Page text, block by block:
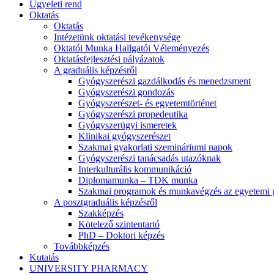
Ügyeleti rend
Oktatás
Oktatás
Intézetünk oktatási tevékenysége
Oktatói Munka Hallgatói Véleményezés
Oktatásfejlesztési pályázatok
A graduális képzésről
Gyógyszerészi gazdálkodás és menedzsment
Gyógyszerészi gondozás
Gyógyszerészet- és egyetemtörténet
Gyógyszerészi propedeutika
Gyógyszerügyi ismeretek
Klinikai gyógyszerészet
Szakmai gyakorlati szemináriumi napok
Gyógyszerészi tanácsadás utazóknak
Interkulturális kommunikáció
Diplomamunka – TDK munka
Szakmai programok és munkavégzés az egyetemi
A posztgraduális képzésről
Szakképzés
Kötelező szintentartó
PhD – Doktori képzés
Továbbképzés
Kutatás
UNIVERSITY PHARMACY